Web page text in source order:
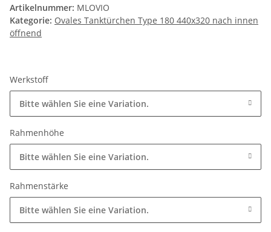
Artikelnummer: MLOVIO
Kategorie: Ovales Tanktürchen Type 180 440x320 nach innen
öffnend
Werkstoff
Bitte wählen Sie eine Variation.
Rahmenhöhe
Bitte wählen Sie eine Variation.
Rahmenstärke
Bitte wählen Sie eine Variation.